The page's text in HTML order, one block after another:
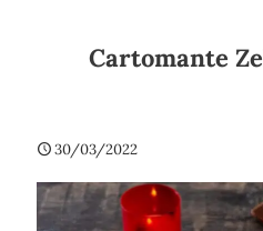
Cartomante
30/03/2022